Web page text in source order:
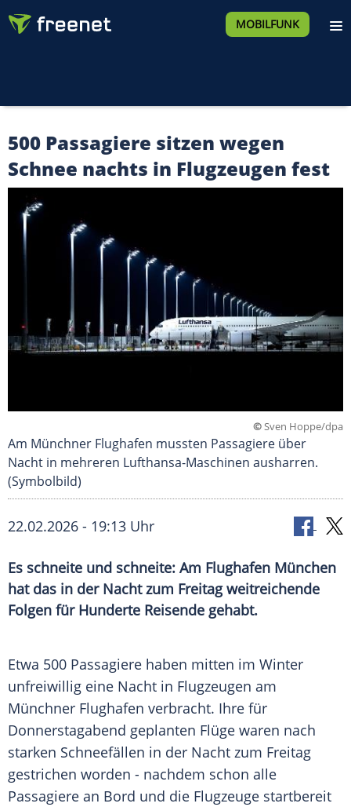
MOBILFUNK
500 Passagiere sitzen wegen
Schnee nachts in Flugzeugen fest
©Sven Hoppe/dpa
Am Münchner Flughafen mussten Passagiere über
Nacht in mehreren Lufthansa-Maschinen ausharren.
(Symbolbild)
22.02.2026 - 19:13 Uhr
Es schneite und schneite: Am Flughafen München
hat das in der Nacht zum Freitag weitreichende
Folgen für Hunderte Reisende gehabt.
Etwa 500 Passagiere haben mitten im Winter
unfreiwillig eine Nacht in Flugzeugen am
Münchner Flughafen verbracht. Ihre für
Donnerstagabend geplanten Flüge waren nach
starken Schneefällen in der Nacht zum Freitag
gestrichen worden - nachdem schon alle
Passagiere an Bord und die Flugzeuge startbereit